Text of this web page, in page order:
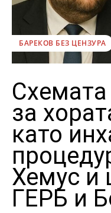
БАРЕКОВ БЕЗ ЦЕНЗУРА
за
като
Хемус и
ГЕРБ и